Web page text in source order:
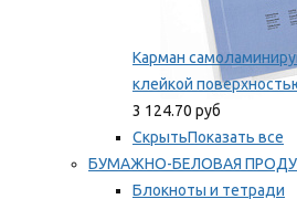
Карман
клейкой
3 124.70 руб
СкрытьПоказать все
БУМАЖНО-БЕЛОВАЯ
Блокноты и тетради